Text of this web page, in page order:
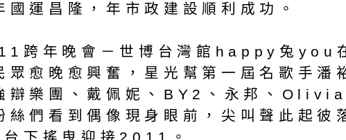
國運昌隆，年市政建設順利成功。
跨年晚會－世博台灣館happy兔you
眾愈晚愈興奮，星光幫第一屆名歌手潘
辯樂團、戴佩妮、BY2、永邦、
絲們看到偶像現身眼前，尖叫聲此起彼